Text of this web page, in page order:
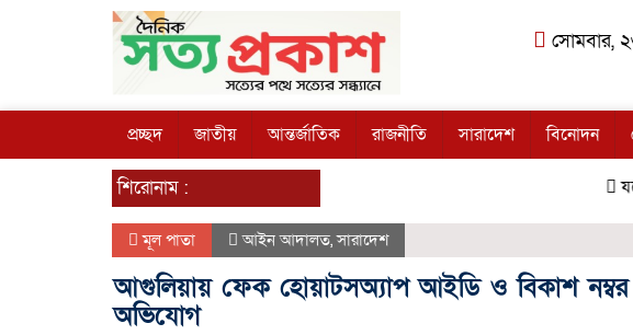
সোমবার,
প্রচ্ছদ জাতীয় আন্তর্জাতিক রাজনীতি সারাদেশ বিনোদন
শিরোনাম :
মূল পাতা আইন আদালত,সারাদেশ
আগুলিয়ায় ফেক হোয়াটসঅ্যাপ আইডি ও বিকাশ নম্বর
অভিযোগ